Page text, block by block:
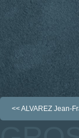
<<ALVAREZ Jean-